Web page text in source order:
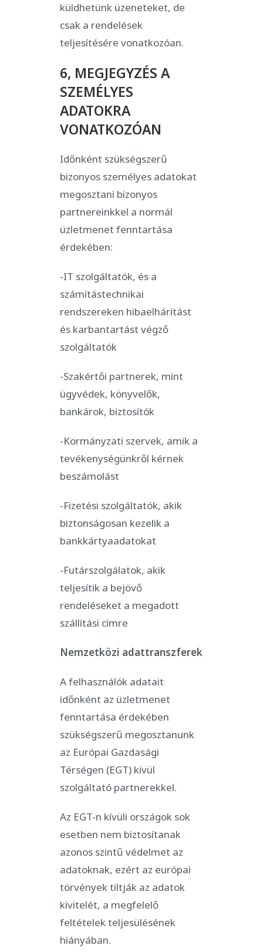
küldhetünk üzeneteket, de
csak a rendelések
teljesítésére vonatkozóan.
6, MEGJEGYZÉS A
SZEMÉLYES
ADATOKRA
VONATKOZÓAN
Időnként szükségszerű
bizonyos személyes adatokat
megosztani bizonyos
partnereinkkel a normál
üzletmenet fenntartása
érdekében:
-IT szolgáltatók, és a
számítástechnikai
rendszereken hibaelhárítást
és karbantartást végző
szolgáltatók
-Szakértői partnerek, mint
ügyvédek, könyvelők,
bankárok, biztosítók
-Kormányzati szervek, amik a
tevékenységünkről kérnek
beszámolást
-Fizetési szolgáltatók, akik
biztonságosan kezelik a
bankkártyaadatokat
-Futárszolgálatok, akik
teljesítik a bejövő
rendeléseket a megadott
szállítási címre
Nemzetközi adattranszferek
A felhasználók adatait
időnként az üzletmenet
fenntartása érdekében
szükségszerű megosztanunk
az Európai Gazdasági
Térségen (EGT) kívül
szolgáltató partnerekkel.
Az EGT-n kívüli országok sok
esetben nem biztosítanak
azonos szintű védelmet az
adatoknak, ezért az európai
törvények tiltják az adatok
kivitelét, a megfelelő
feltételek teljesülésének
hiányában.